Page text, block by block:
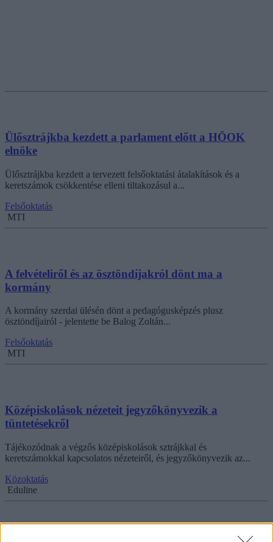
Ülősztrájkba kezdett a parlament előtt a HÖOK
elnöke
Ülősztrájkba kezdett a tervezett felsőoktatási átalakítások és a
keretszámok csökkentése elleni tiltakozásul a...
Felsőoktatás
MTI
A felvételiről és az ösztöndíjakról dönt ma a
kormány
A kormány szerdai ülésén dönt a pedagógusképzés plusz
ösztöndíjairól - jelentette be Balog Zoltán...
Felsőoktatás
MTI
Középiskolások nézeteit jegyzőkönyvezik a
tüntetésekről
Tájékozódnak a végzős középiskolások sztrájkkal és
keretszámokkal kapcsolatos nézeteiről, és jegyzőkönyvezik az...
Közoktatás
Eduline